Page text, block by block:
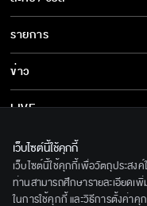
ละคร/ซีรีส์
ซีรีส์นานาชาติ
การ์ตูน & เกม
รายการ
รายการทั้งหมด
ข่าว
ข่าวทั้งหมด
ข่าวประชาสัมพันธ์
LIVE
เกี่ยวกับเรา
BEC World
รู้จักเรา
ติดตามเราได้ที่
เว็บไซต์นี้ใช้คุกกี้
เว็บไซต์นี้ใช้คุกกี้เพื่อวัตถุประสง
ท่านสามารถศึกษารายละเอียดเ
ในการใช้คุกกี้ และวิธีการตั้งค่าคุ